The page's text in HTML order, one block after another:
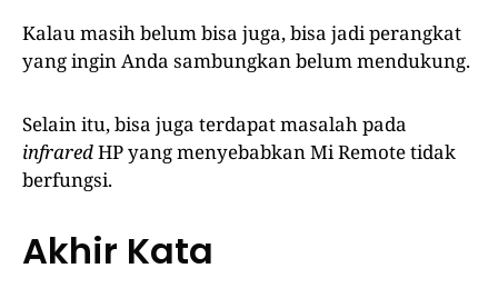
Kalau masih belum bisa juga, bisa jadi perangkat
yang ingin Anda sambungkan belum mendukung.
Selain itu, bisa juga terdapat masalah pada
infraredHP yang menyebabkan Mi Remote tidak
berfungsi.
Akhir Kata